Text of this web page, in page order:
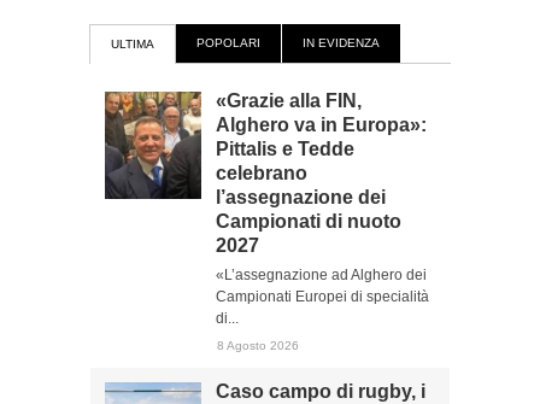
ULTIMA POPOLARI IN EVIDENZA
«Grazie alla FIN,
Alghero va in Europa»:
Pittalis e Tedde
celebrano
l’assegnazione dei
Campionati di nuoto
2027
«L’assegnazione ad Alghero dei
Campionati Europei di specialità
di...
8 Agosto 2026
Caso campo di rugby, i